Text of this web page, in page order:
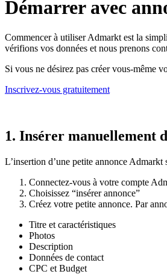
Démarrer avec
Commencer à utiliser Admarkt est la
vérifions vos données et nous prenons
Si vous ne désirez pas créer vous-même
Inscrivez-vous gratuitement
1. Insérer manuellement
L’insertion d’une petite annonce Admarkt
Connectez-vous à votre compte
Choisissez “insérer annonce”
Créez votre petite annonce. Par
Titre et caractéristiques
Photos
Description
Données de contact
CPC et Budget